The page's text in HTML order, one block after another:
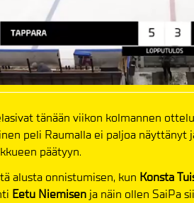
tänään viikon kolmannen
peli Raumalla ei paljoa näyttänyt
päätyyn.
alusta onnistumisen, kun Konsta
Eetu Niemisen ja näin ollen SaiPa